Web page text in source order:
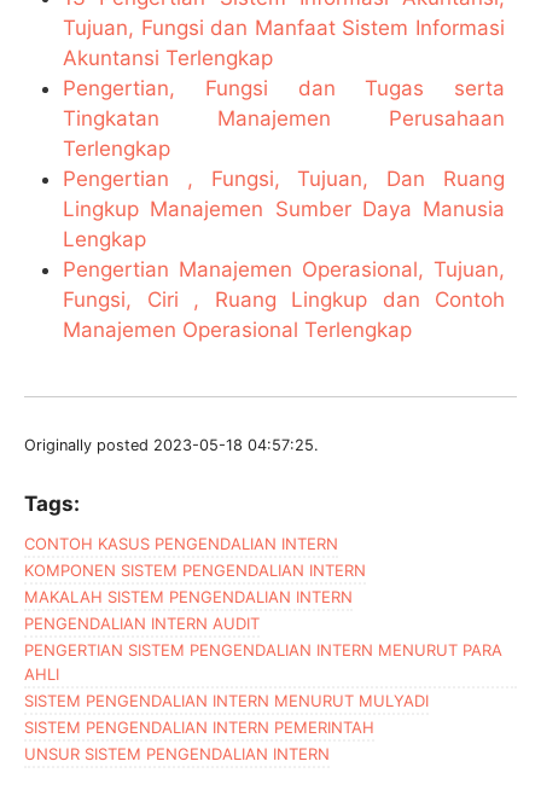
Tujuan, Fungsi dan Manfaat Sistem Informasi
Akuntansi Terlengkap
Pengertian, Fungsi dan Tugas serta
Tingkatan Manajemen Perusahaan
Terlengkap
Pengertian , Fungsi, Tujuan, Dan Ruang
Lingkup Manajemen Sumber Daya Manusia
Lengkap
Pengertian Manajemen Operasional, Tujuan,
Fungsi, Ciri , Ruang Lingkup dan Contoh
Manajemen Operasional Terlengkap
Originally posted 2023-05-18 04:57:25.
Tags:
CONTOH KASUS PENGENDALIAN INTERN
KOMPONEN SISTEM PENGENDALIAN INTERN
MAKALAH SISTEM PENGENDALIAN INTERN
PENGENDALIAN INTERN AUDIT
PENGERTIAN SISTEM PENGENDALIAN INTERN MENURUT PARA
AHLI
SISTEM PENGENDALIAN INTERN MENURUT MULYADI
SISTEM PENGENDALIAN INTERN PEMERINTAH
UNSUR SISTEM PENGENDALIAN INTERN